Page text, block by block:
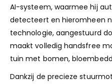
AI-systeem, waarmee hij
detecteert en hieromheen
technologie, aangestuurd
maakt volledig handsfree
tuin met bomen,
Dankzij de precieze